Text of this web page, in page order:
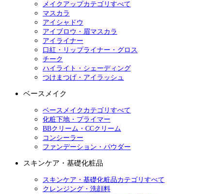
メイクアップカテゴリすべて
マスカラ
アイシャドウ
アイブロウ・眉マスカラ
アイライナー
口紅・リップライナー・グロス
チーク
ハイライト・シェーディング
つけまつげ・アイラッシュ
ベースメイク
ベースメイクカテゴリすべて
化粧下地・プライマー
BBクリーム・CCクリーム
コンシーラー
ファンデーション・パウダー
スキンケア・基礎化粧品
スキンケア・基礎化粧品カテゴリすべて
クレンジング・洗顔料